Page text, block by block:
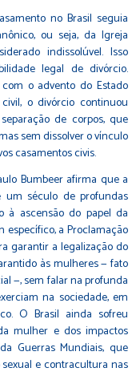
no Brasil seguia
ou seja, da Igreja
indissolúvel. Isso
legal de divórcio.
o advento do Estado
o divórcio continuou
de corpos, que
sem dissolver o vínculo
casamentos civis.
Bumbeer afirma que a
um século de profundas
à ascensão do papel da
específico, a Proclamação
garantir a legalização do
às mulheres — fato
—, sem falar na profunda
na sociedade, em
O Brasil ainda sofreu
mulher e dos impactos
Guerras Mundiais, que
e contracultura nas